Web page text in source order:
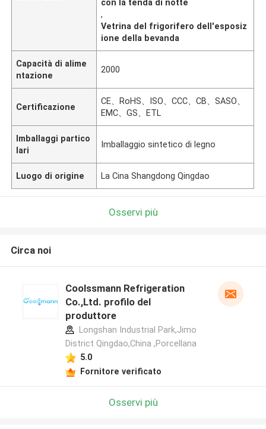
con la tenda di notte
,
Vetrina del frigorifero dell'esposiz
ione della bevanda
Capacità di alime
ntazione
2000
Certificazione
CE、RoHS、ISO、CCC、CB、SASO、
EMC、GS、ETL
Imballaggi partico
lari
Imballaggio sintetico di legno
Luogo di origine La Cina Shangdong Qingdao
Osservi più
Circa noi
Coolssmann Refrigeration
Co.,Ltd. profilo del
produttore
Longshan Industrial Park,Jimo
District Qingdao,China ,Porcellana
5.0
Fornitore verificato
Osservi più